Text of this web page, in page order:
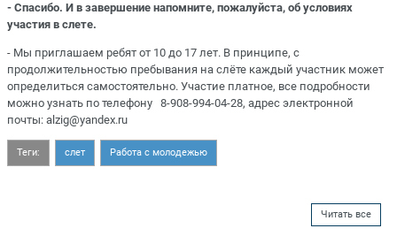
- Спасибо. И в завершение напомните, пожалуйста, об условиях
участия в слете.
- Мы приглашаем ребят от 10 до 17 лет. В принципе, с
продолжительностью пребывания на слёте каждый участник может
определиться самостоятельно. Участие платное, все подробности
можно узнать по телефону 8-908-994-04-28, адрес электронной
почты: alzig@yandex.ru
Теги: слет Работа с молодежью
Читать все